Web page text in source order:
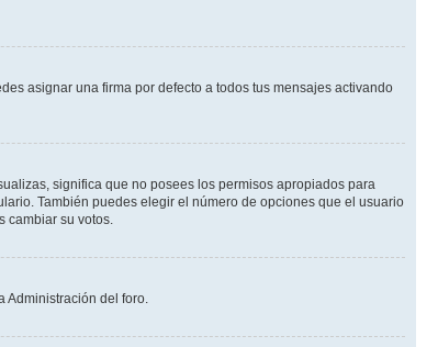
asignar una firma por defecto a todos tus mensajes activando
significa que no posees los permisos apropiados para
También puedes elegir el número de opciones que el usuario
cambiar su votos.
Administración del foro.